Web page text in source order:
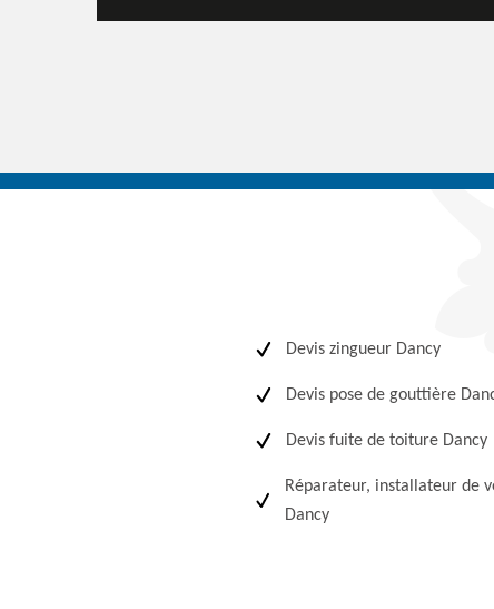
Devis zingueur Dancy
Devis pose de gouttière
Devis fuite de toiture Dancy
Réparateur, installateur de
Dancy